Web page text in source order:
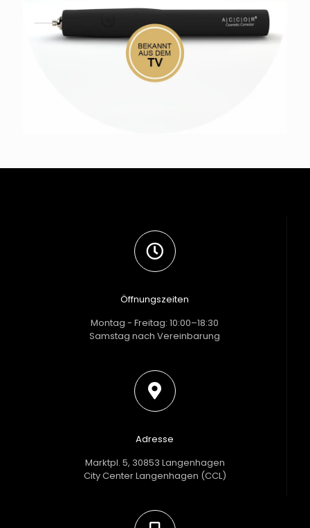
Öffnungszeiten
Montag - Freitag: 10:00–18:30
Samstag nach Vereinbarung
Adresse
Marktpl. 5, 30853 Langenhagen
City Center Langenhagen (CCL)